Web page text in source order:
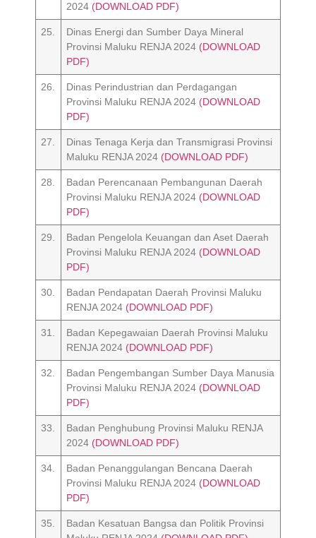
2024 (DOWNLOAD PDF)
25.
Dinas Energi dan Sumber Daya Mineral
Provinsi Maluku RENJA 2024 (DOWNLOAD
PDF)
26.
Dinas Perindustrian dan Perdagangan
Provinsi Maluku RENJA 2024 (DOWNLOAD
PDF)
27.
Dinas Tenaga Kerja dan Transmigrasi Provinsi
Maluku RENJA 2024 (DOWNLOAD PDF)
28.
Badan Perencanaan Pembangunan Daerah
Provinsi Maluku RENJA 2024 (DOWNLOAD
PDF)
29.
Badan Pengelola Keuangan dan Aset Daerah
Provinsi Maluku RENJA 2024 (DOWNLOAD
PDF)
30.
Badan Pendapatan Daerah Provinsi Maluku
RENJA 2024 (DOWNLOAD PDF)
31.
Badan Kepegawaian Daerah Provinsi Maluku
RENJA 2024 (DOWNLOAD PDF)
32.
Badan Pengembangan Sumber Daya Manusia
Provinsi Maluku RENJA 2024 (DOWNLOAD
PDF)
33.
Badan Penghubung Provinsi Maluku RENJA
2024 (DOWNLOAD PDF)
34.
Badan Penanggulangan Bencana Daerah
Provinsi Maluku RENJA 2024 (DOWNLOAD
PDF)
35.
Badan Kesatuan Bangsa dan Politik Provinsi